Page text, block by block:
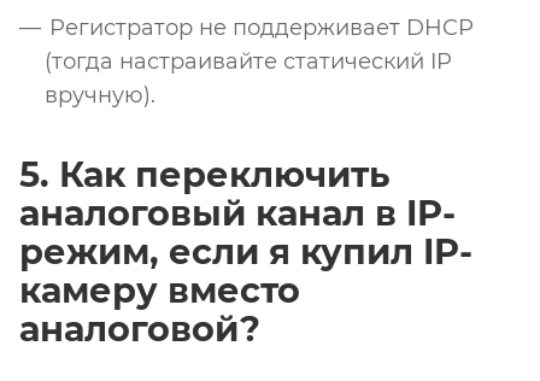
Регистратор не поддерживает DHCP
(тогда настраивайте статический IP
вручную).
5. Как переключить
аналоговый канал в IP-
режим, если я купил IP-
камеру вместо
аналоговой?